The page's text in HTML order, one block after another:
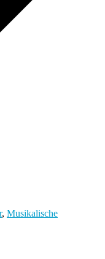
, Musikalische